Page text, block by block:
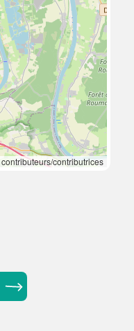
contributeurs/contributrices